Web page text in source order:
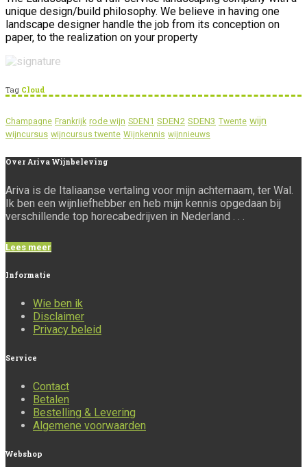
unique design/build philosophy. We believe in having one
landscape designer handle the job from its conception on
paper, to the realization on your property
Tag Cloud
Champagne Frankrijk rode wijn SDEN1 SDEN2 SDEN3 Twente wijn
wijncursus wijncursus twente Wijnkennis wijnnieuws
Over Ariva Wijnbeleving
Ariva is de Italiaanse vertaling voor mijn achternaam, ter Wal.
Ik ben een wijnliefhebber en heb mijn kennis opgedaan bij
verschillende top horecabedrijven in Nederland . . .
Lees meer
Informatie
Wie ben ik
Disclaimer
Privacy beleid
Service
Contact
Betalen
Bestelling & Levering
Algemene voorwaarden
Webshop